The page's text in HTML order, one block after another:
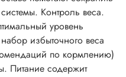
Контроль веса.
уровень
набор избыточного веса
по кормлению)
Питание содержит